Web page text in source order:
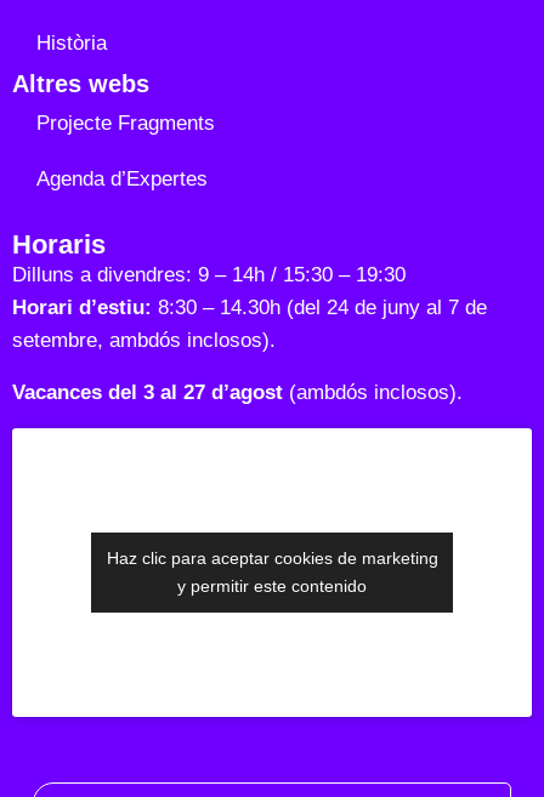
Història
Altres webs
Projecte Fragments
Agenda d’Expertes
Horaris
Dilluns a divendres: 9 – 14h / 15:30 – 19:30
Horari d’estiu: 8:30 – 14.30h (del 24 de juny al 7 de
setembre, ambdós inclosos).
Vacances del 3 al 27 d’agost (ambdós inclosos).
Haz clic para aceptar cookies de marketing
y permitir este contenido